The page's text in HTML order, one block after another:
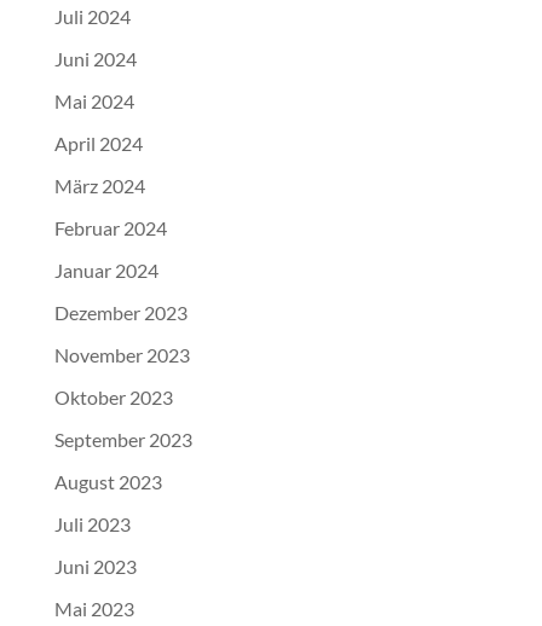
Juli 2024
Juni 2024
Mai 2024
April 2024
März 2024
Februar 2024
Januar 2024
Dezember 2023
November 2023
Oktober 2023
September 2023
August 2023
Juli 2023
Juni 2023
Mai 2023